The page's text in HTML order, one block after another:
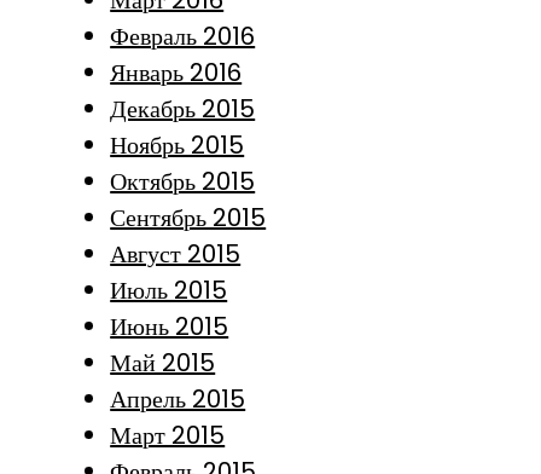
Февраль 2016
Январь 2016
Декабрь 2015
Ноябрь 2015
Октябрь 2015
Сентябрь 2015
Август 2015
Июль 2015
Июнь 2015
Май 2015
Апрель 2015
Март 2015